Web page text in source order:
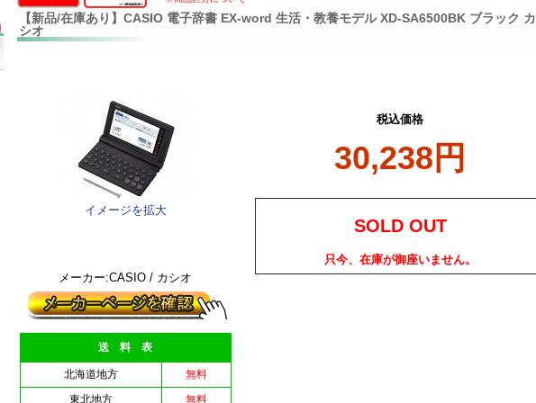
【新品/在庫あり】CASIO 電子辞書 EX-word 生活・教養モデル XD-SA6500BK ブラック カ
シオ
イメージを拡大
メーカー:CASIO / カシオ
送 料 表
北海道地方
無料
東北地方
無料
税込価格
30,238円
SOLD OUT
只今、在庫が御座いません。